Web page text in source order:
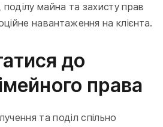
майна та захисту прав
навантаження на клієнта.
до
права
та поділ спільно